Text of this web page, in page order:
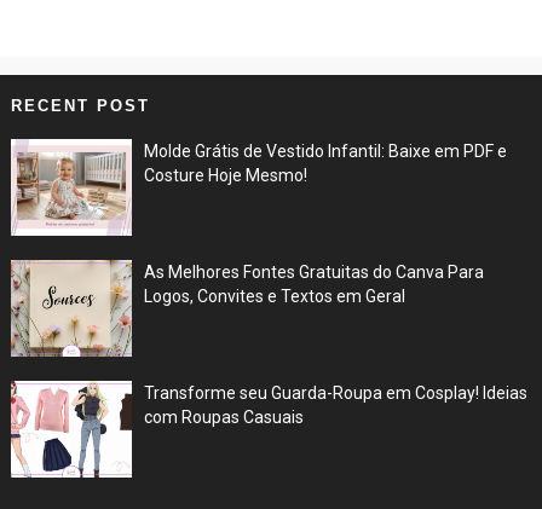
RECENT POST
Molde Grátis de Vestido Infantil: Baixe em PDF e
Costure Hoje Mesmo!
As Melhores Fontes Gratuitas do Canva Para
Logos, Convites e Textos em Geral
Transforme seu Guarda-Roupa em Cosplay! Ideias
com Roupas Casuais